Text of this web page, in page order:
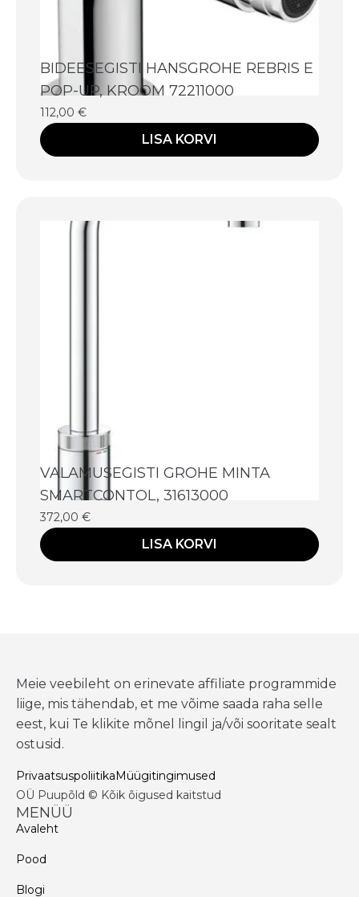
BIDEESEGISTI HANSGROHE REBRIS E
POP-UP, KROOM 72211000
112,00 €
LISA KORVI
VALAMUSEGISTI GROHE MINTA
SMARTCONTOL, 31613000
372,00 €
LISA KORVI
Meie veebileht on erinevate affiliate programmide
liige, mis tähendab, et me võime saada raha selle
eest, kui Te klikite mõnel lingil ja/või sooritate sealt
ostusid.
PrivaatsuspoliitikaMüügitingimused
OÜ Puupõld © Kõik õigused kaitstud
MENÜÜ
Avaleht
Pood
Blogi